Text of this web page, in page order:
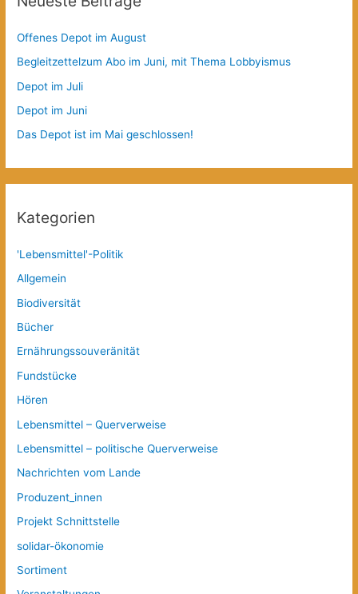
Offenes Depot im August
Begleitzettelzum Abo im Juni, mit Thema Lobbyismus
Depot im Juli
Depot im Juni
Das Depot ist im Mai geschlossen!
Kategorien
'Lebensmittel'-Politik
Allgemein
Biodiversität
Bücher
Ernährungssouveränität
Fundstücke
Hören
Lebensmittel – Querverweise
Lebensmittel – politische Querverweise
Nachrichten vom Lande
Produzent_innen
Projekt Schnittstelle
solidar-ökonomie
Sortiment